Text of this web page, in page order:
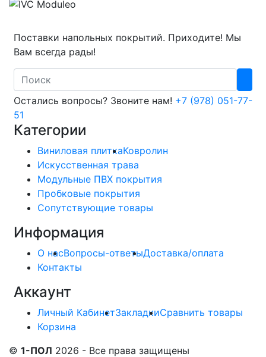
Поставки напольных покрытий. Приходите! Мы
Вам всегда рады!
Search
Остались вопросы? Звоните нам! +7 (978) 051-77-
51
Категории
Виниловая плиткаКовролин
Искусственная трава
Модульные ПВХ покрытия
Пробковые покрытия
Сопутствующие товары
Информация
О насВопросы-ответыДоставка/оплата
Контакты
Аккаунт
Личный КабинетЗакладкиСравнить товары
Корзина
© 1-ПОЛ 2026 - Все права защищены